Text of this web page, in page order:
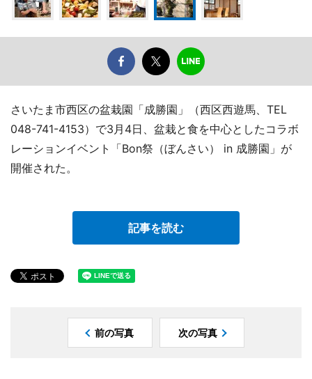
さいたま市西区の盆栽園「成勝園」（西区西遊馬、TEL
048-741-4153）で3月4日、盆栽と食を中心としたコラボ
レーションイベント「Bon祭（ぼんさい） in 成勝園」が
開催された。
記事を読む
前の写真 次の写真